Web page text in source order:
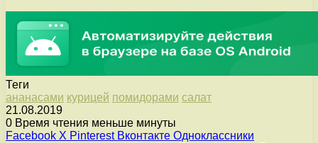
Теги
ананасами курицей помидорами салат
21.08.2019
0 Время чтения меньше минуты
Facebook X Pinterest Вконтакте Одноклассники